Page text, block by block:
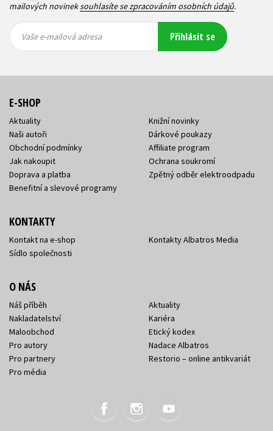
mailových novineksouhlasíte se zpracováním osobních údajů.
mailová
mailová
Vaše e-mailová adresa Přihlásit se
E-SHOP
Aktuality
Naši autoři
Obchodní podmínky
Jak nakoupit
Doprava a platba
Benefitní a slevové programy
Knižní novinky
Dárkové poukazy
Affiliate program
Ochrana soukromí
Zpětný odběr elektroodpadu
KONTAKTY
Kontakt na e-shop
Sídlo společnosti
Kontakty Albatros Media
O NÁS
Náš příběh
Nakladatelství
Maloobchod
Pro autory
Pro partnery
Pro média
Aktuality
Kariéra
Etický kodex
Nadace Albatros
Restorio – online antikvariát